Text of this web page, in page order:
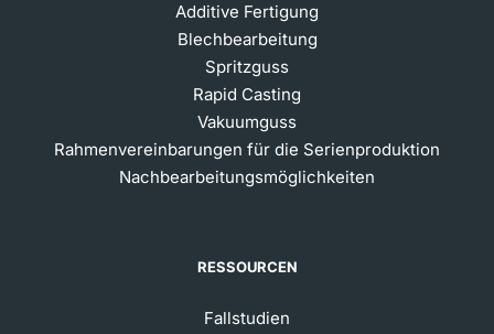
Additive Fertigung
Blechbearbeitung
Spritzguss
Rapid Casting
Vakuumguss
Rahmenvereinbarungen für die Serienproduktion
Nachbearbeitungsmöglichkeiten
RESSOURCEN
Fallstudien